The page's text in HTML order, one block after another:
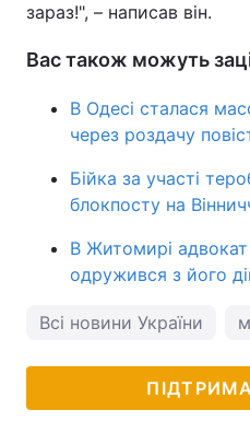
зараз!", – написав він.
Вас також можуть
В Одесі сталася
через роздачу
Бійка за участі
блокпосту на
В Житомирі
одружився з його
Всі новини України